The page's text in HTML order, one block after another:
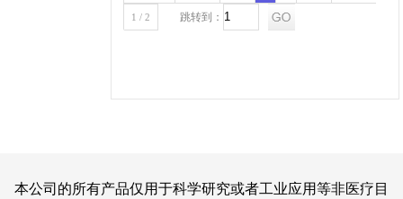
1 / 2 跳转到：
本公司的所有产品仅用于科学研究或者工业应用等非医疗目